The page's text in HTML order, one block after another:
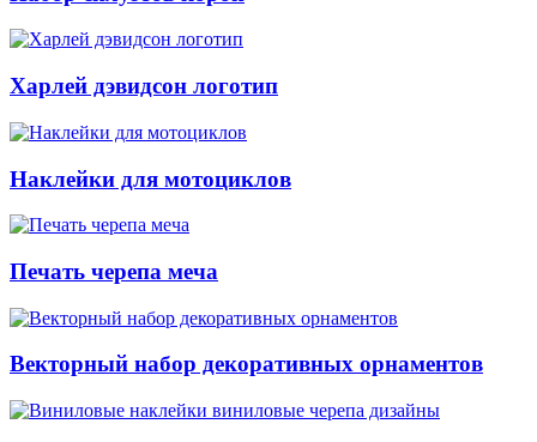
Харлей дэвидсон логотип
Наклейки для мотоциклов
Печать черепа меча
Векторный набор декоративных орнаментов